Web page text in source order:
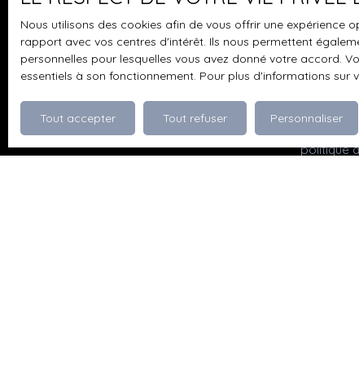
STRICKER Chloé au 06 87 82 50 26
pouvez
prévu par
Pour en
politique
Nous utilisons des cookies afin de vous offrir une expérience
rapport avec vos centres d'intérêt. Ils nous permettent
personnelles pour lesquelles vous avez donné votre accord.
essentiels à son fonctionnement. Pour plus d'informations sur
Tout accepter Tout refuser Personnaliser